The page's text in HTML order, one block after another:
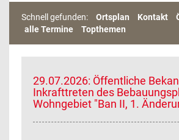
Schnell gefunden: Ortsplan Kontakt
alle Termine
Topthemen
29.07.2026: Öffentliche
Inkrafttreten des
Wohngebiet "Ban II, 1.